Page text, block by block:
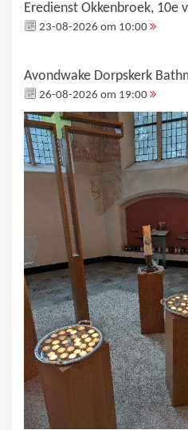
Eredienst Okkenbroek, 10e
23-08-2026 om 10:00
Avondwake Dorpskerk
26-08-2026 om 19:00